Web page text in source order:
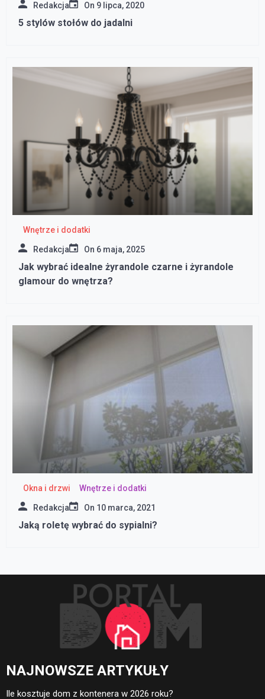
Redakcja On 9 lipca, 2020
5 stylów stołów do jadalni
Wnętrze i dodatki
Redakcja On 6 maja, 2025
Jak wybrać idealne żyrandole czarne i żyrandole
glamour do wnętrza?
Okna i drzwi Wnętrze i dodatki
Redakcja On 10 marca, 2021
Jaką roletę wybrać do sypialni?
NAJNOWSZE ARTYKUŁY
Ile kosztuje dom z kontenera w 2026 roku?